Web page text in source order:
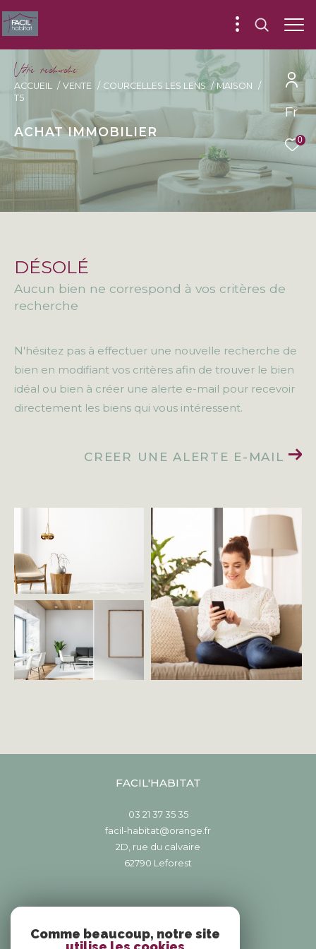
Fr
0
Vore recece
ACCUEIL VENTE COURCELLES LES LENS
MAISON
T5
ACHAT IMMOBILIER
DÉSOLÉ
Aucun bien ne correspond à vos critères de
recherche
N'hésitez pas à effectuer une nouvelle recherche de
bien en modifiant vos critères afin de trouver le bien
idéal ou bien à créer une alerte e-mail pour recevoir
directement les biens qui vous intéressent.
CREER UNE ALERTE E-MAIL
FACIL'HABITAT
03 21 37 35 35
facil-habitat@orange.fr
2D, rue du calvaire
62790
leforest
NOUS SUIVRE SUR
Comme beaucoup, notre site